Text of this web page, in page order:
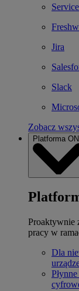
Jira
Slack
Zobacz
Platforma
Proaktywnie
pracy w
Dla